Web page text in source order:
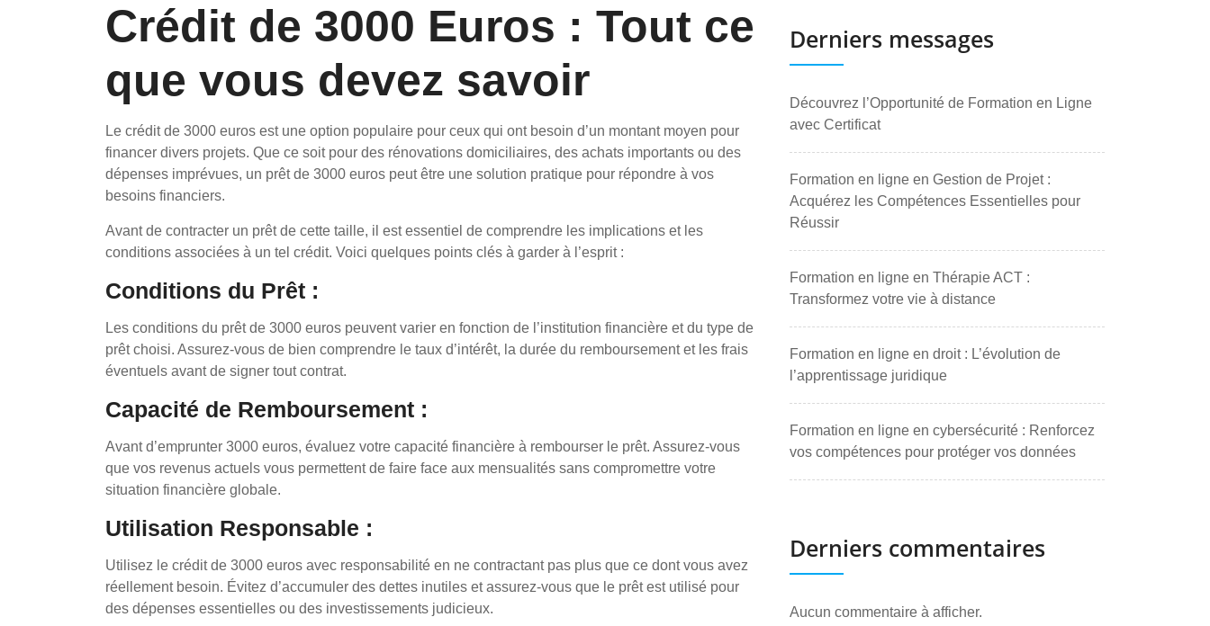
Crédit de 3000 Euros : Tout ce
que vous devez savoir
Le crédit de 3000 euros est une option populaire pour ceux qui ont besoin d’un montant moyen pour
financer divers projets. Que ce soit pour des rénovations domiciliaires, des achats importants ou des
dépenses imprévues, un prêt de 3000 euros peut être une solution pratique pour répondre à vos
besoins financiers.
Avant de contracter un prêt de cette taille, il est essentiel de comprendre les implications et les
conditions associées à un tel crédit. Voici quelques points clés à garder à l’esprit :
Conditions du Prêt :
Les conditions du prêt de 3000 euros peuvent varier en fonction de l’institution financière et du type de
prêt choisi. Assurez-vous de bien comprendre le taux d’intérêt, la durée du remboursement et les frais
éventuels avant de signer tout contrat.
Capacité de Remboursement :
Avant d’emprunter 3000 euros, évaluez votre capacité financière à rembourser le prêt. Assurez-vous
que vos revenus actuels vous permettent de faire face aux mensualités sans compromettre votre
situation financière globale.
Utilisation Responsable :
Utilisez le crédit de 3000 euros avec responsabilité en ne contractant pas plus que ce dont vous avez
réellement besoin. Évitez d’accumuler des dettes inutiles et assurez-vous que le prêt est utilisé pour
des dépenses essentielles ou des investissements judicieux.
Derniers messages
Découvrez l’Opportunité de Formation en Ligne
avec Certificat
Formation en ligne en Gestion de Projet :
Acquérez les Compétences Essentielles pour
Réussir
Formation en ligne en Thérapie ACT :
Transformez votre vie à distance
Formation en ligne en droit : L’évolution de
l’apprentissage juridique
Formation en ligne en cybersécurité : Renforcez
vos compétences pour protéger vos données
Derniers commentaires
Aucun commentaire à afficher.